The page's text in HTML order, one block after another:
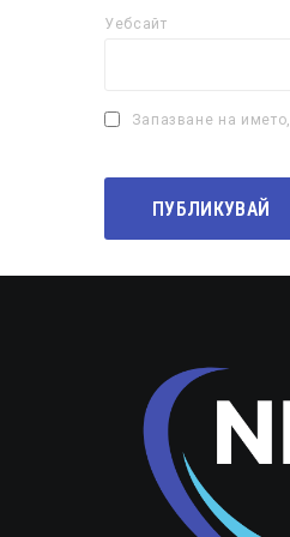
Уебсайт
Запазване на